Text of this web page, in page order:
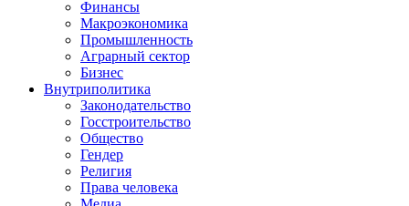
Финансы
Макроэкономика
Промышленность
Аграрный сектор
Бизнес
Внутриполитика
Законодательство
Госстроительство
Общество
Гендер
Религия
Права человека